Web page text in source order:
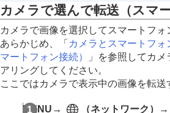
本機の基本操作
準備/基本的な撮影
MENU一覧から機能を探す
撮影機能を活用する
カメラをカスタマイズする
再生する
カメラの設定を変更する
スマートフォンでできること（
カメラで選んで転送 （スマ
カメラで画像を選択してスマートフォ
あらかじめ、「 カメラとスマートフ
マートフォン接続）
」を参照してカ
アリングしてください。
ここではカメラで表示中の画像を転送
MENU→ （ネットワーク ）→